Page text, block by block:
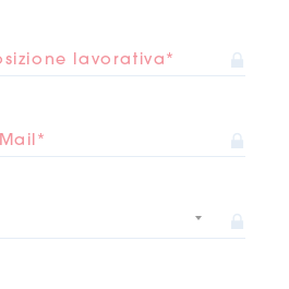
lavorativa*